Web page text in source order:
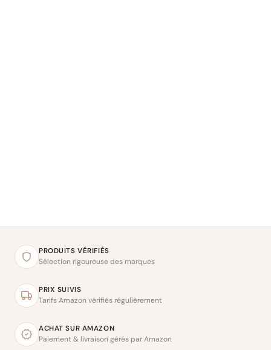
PRODUITS VÉRIFIÉS
Sélection rigoureuse des marques
PRIX SUIVIS
Tarifs Amazon vérifiés régulièrement
ACHAT SUR AMAZON
Paiement & livraison gérés par Amazon